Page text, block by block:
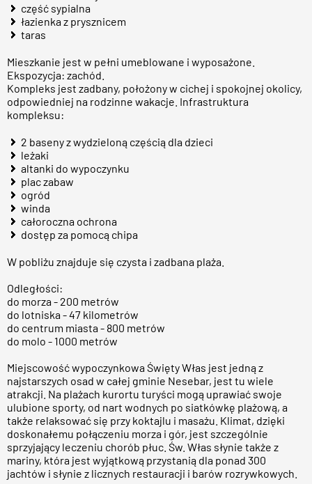
część sypialna
łazienka z prysznicem
taras
Mieszkanie jest w pełni umeblowane i wyposażone.
Ekspozycja: zachód.
Kompleks jest zadbany, położony w cichej i spokojnej okolicy,
odpowiedniej na rodzinne wakacje. Infrastruktura
kompleksu:
2 baseny z wydzieloną częścią dla dzieci
leżaki
altanki do wypoczynku
plac zabaw
ogród
winda
całoroczna ochrona
dostęp za pomocą chipa
W pobliżu znajduje się czysta i zadbana plaża.
Odległości:
do morza - 200 metrów
do lotniska - 47 kilometrów
do centrum miasta - 800 metrów
do molo - 1000 metrów
Miejscowość wypoczynkowa Święty Włas jest jedną z
najstarszych osad w całej gminie Nesebar, jest tu wiele
atrakcji. Na plażach kurortu turyści mogą uprawiać swoje
ulubione sporty, od nart wodnych po siatkówkę plażową, a
także relaksować się przy koktajlu i masażu. Klimat, dzięki
doskonałemu połączeniu morza i gór, jest szczególnie
sprzyjający leczeniu chorób płuc. Św. Włas słynie także z
mariny, która jest wyjątkową przystanią dla ponad 300
jachtów i słynie z licznych restauracji i barów rozrywkowych.